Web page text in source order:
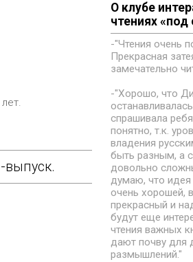
О клубе
чтениях
-"Чтения очень
Прекрасная
замечательно
-"Хорошо, что
спрашивала
понятно, т.к.
владения
быть разным, а
довольно
думаю, что идея
очень хорошей,
прекрасный и
будут еще
чтения важных
дают почву для
размышлений."